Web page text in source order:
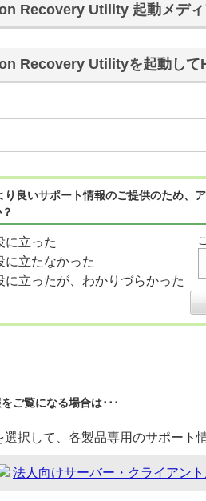
Recovery Utility 起動メディ
Recovery Utilityを起動して
り良いサポート情報のご提供のため
に立った
に立たなかった
に立ったが、わかりづらかった
ご覧になる場合は･･･
選択して、各製品専用のサポート
法人向けサーバー・クライアン